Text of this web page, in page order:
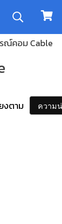
ณ์คอม Cable
งตาม